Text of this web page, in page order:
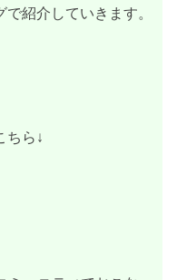
紹介していきます。
ちら↓